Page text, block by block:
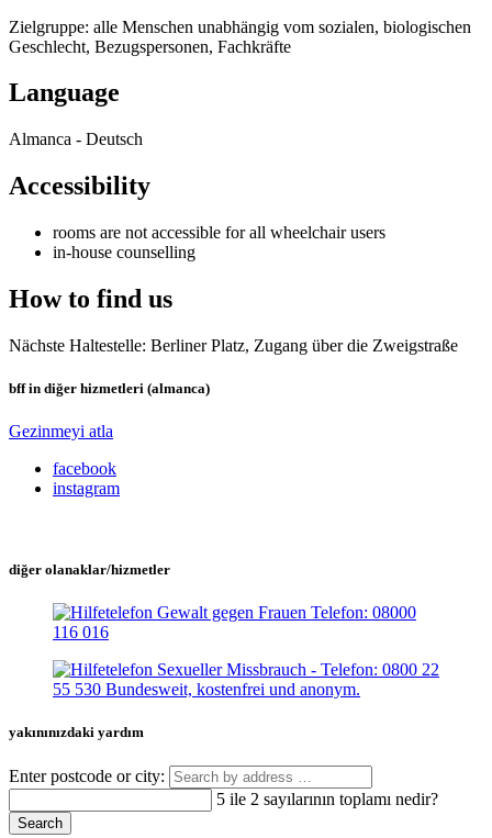
Zielgruppe: alle Menschen unabhängig vom sozialen, biologischen
Geschlecht, Bezugspersonen, Fachkräfte
Language
Almanca - Deutsch
Accessibility
rooms are not accessible for all wheelchair users
in-house counselling
How to find us
Nächste Haltestelle: Berliner Platz, Zugang über die Zweigstraße
bff in diğer hizmetleri (almanca)
Gezinmeyi atla
facebook
instagram
diğer olanaklar/hizmetler
yakınınızdaki yardım
Enter postcode or city:
5 ile 2 sayılarının toplamı nedir?
Search